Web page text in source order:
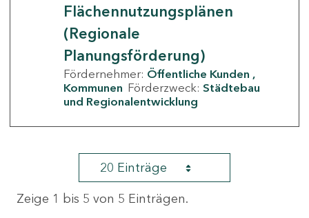
Flächennutzungsplänen
(Regionale
Planungsförderung)
Fördernehmer: Öffentliche Kunden
Kommunen Förderzweck: Städtebau
und Regionalentwicklung
20 Einträge
Zeige 1 bis 5 von 5 Einträgen.